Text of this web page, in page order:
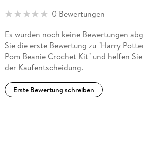
0 Bewertungen
Es wurden noch keine Bewertungen
Sie die erste Bewertung zu "Harry
Pom Beanie Crochet Kit" und helfen
der Kaufentscheidung.
Erste Bewertung schreiben